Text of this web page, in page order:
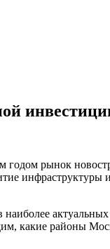
годом рынок
инфраструктуры
наиболее
какие районы